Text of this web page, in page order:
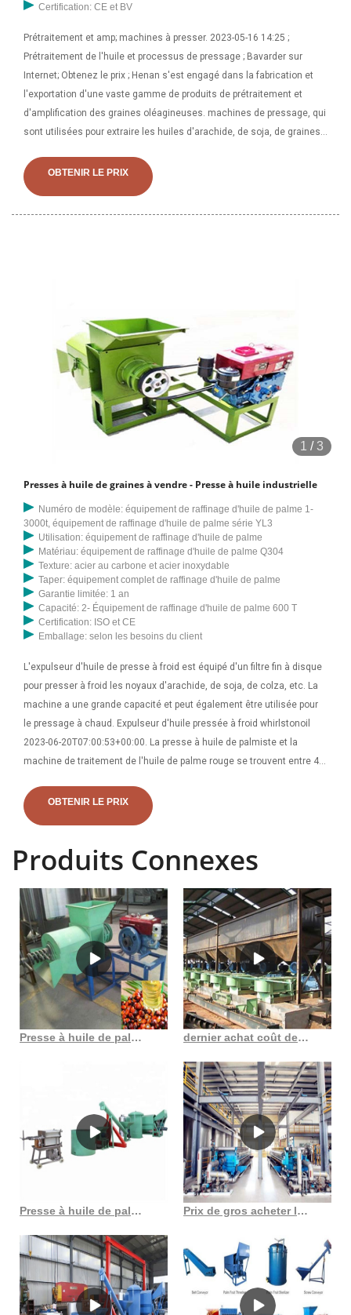
Certification: CE et BV
Prétraitement et amp; machines à presser. 2023-05-16 14:25 ;
Prétraitement de l'huile et processus de pressage ; Bavarder sur
Internet; Obtenez le prix ; Henan s'est engagé dans la fabrication et
l'exportation d'une vaste gamme de produits de prétraitement et
d'amplification des graines oléagineuses. machines de pressage, qui
sont utilisées pour extraire les huiles d'arachide, de soja, de graines
etc. Presse à huile d'arachide 6yl-80 presse à huile de noix machine
d'extraction d'huile de ricin. Trouvez ici le détail des prix en ligne des
OBTENIR LE PRIX
1 /3
Presses à huile de graines à vendre - Presse à huile industrielle
Numéro de modèle: équipement de raffinage d'huile de palme 1-
3000t, équipement de raffinage d'huile de palme série YL3
Utilisation: équipement de raffinage d'huile de palme
Matériau: équipement de raffinage d'huile de palme Q304
Texture: acier au carbone et acier inoxydable
Taper: équipement complet de raffinage d'huile de palme
Garantie limitée: 1 an
Capacité: 2- Équipement de raffinage d'huile de palme 600 T
Certification: ISO et CE
Emballage: selon les besoins du client
L'expulseur d'huile de presse à froid est équipé d'un filtre fin à disque
pour presser à froid les noyaux d'arachide, de soja, de colza, etc. La
machine a une grande capacité et peut également être utilisée pour
le pressage à chaud. Expulseur d'huile pressée à froid whirlstonoil
2023-06-20T07:00:53+00:00. La presse à huile de palmiste et la
machine de traitement de l'huile de palme rouge se trouvent entre 4
machines de traitement du palmier à huile en usine coûtent entre 1
000 et 1 000 000 dollars. Ces machines sont principalement utilisées
OBTENIR LE PRIX
Produits Connexes
Presse à huile de palme au Congo Démocratie gumtree petites annonces dernier achat coût de l’équipement d’extraction d’huile de palmiste au Cameroun
Presse à huile de palmiste usine de presse à huile au Cameroun Prix de gros acheter liste de machines d’extraction d’huile de palmiste en France